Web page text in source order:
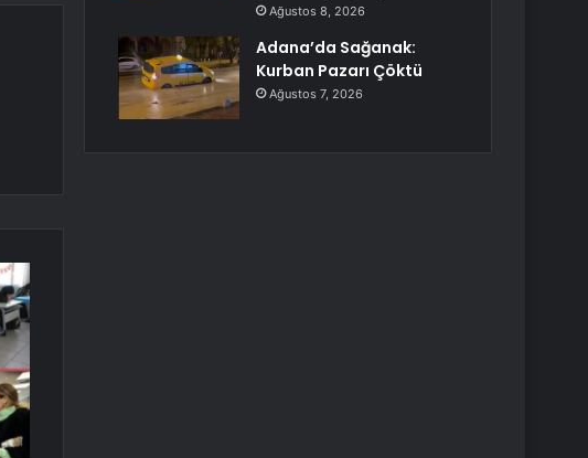
Ağustos 8, 2026
Adana’da Sağanak:
Kurban Pazarı Çöktü
Ağustos 7, 2026